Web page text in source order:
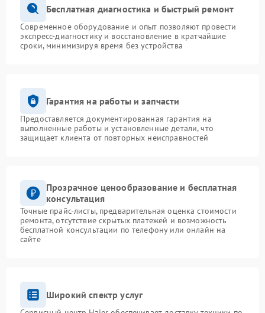
Бесплатная диагностика и быстрый ремонт
Современное оборудование и опыт позволяют провести
экспресс-диагностику и восстановление в кратчайшие
сроки, минимизируя время без устройства
Гарантия на работы и запчасти
Предоставляется документированная гарантия на
выполненные работы и установленные детали, что
защищает клиента от повторных неисправностей
Прозрачное ценообразование и бесплатная
консультация
Точные прайс-листы, предварительная оценка стоимости
ремонта, отсутствие скрытых платежей и возможность
бесплатной консультации по телефону или онлайн на
сайте
Широкий спектр услуг